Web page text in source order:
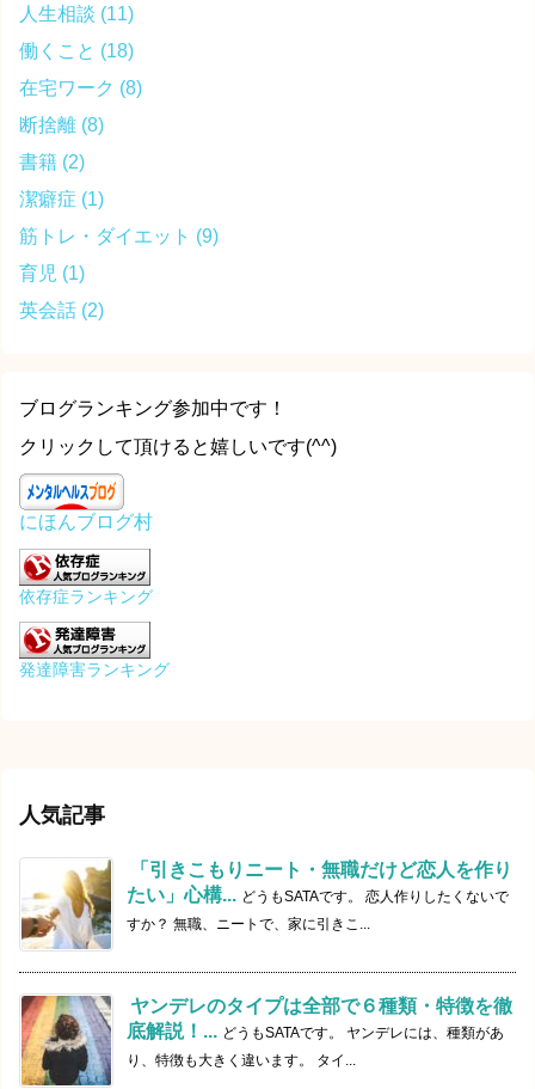
人生相談 (11)
働くこと (18)
在宅ワーク (8)
断捨離 (8)
書籍 (2)
潔癖症 (1)
筋トレ・ダイエット (9)
育児 (1)
英会話 (2)
ブログランキング参加中です！
クリックして頂けると嬉しいです(^^)
にほんブログ村
依存症ランキング
発達障害ランキング
人気記事
「引きこもりニート・無職だけど恋人を作り
たい」心構... どうもSATAです。 恋人作りしたくないで
すか？ 無職、ニートで、家に引きこ...
ヤンデレのタイプは全部で６種類・特徴を徹
底解説！... どうもSATAです。 ヤンデレには、種類があ
り、特徴も大きく違います。 タイ...